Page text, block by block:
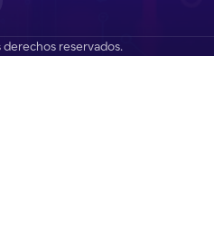
reservados.